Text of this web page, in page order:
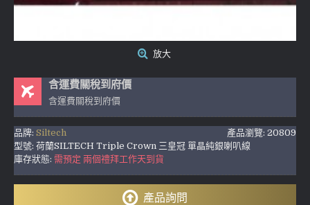
放大
含運費關稅到府價
含運費關稅到府價
產品瀏覽: 20809
品牌: Siltech
型號: 荷蘭SILTECH Triple Crown 三皇冠 單晶純銀喇叭線
庫存狀態: 需預定 兩個禮拜工作天到貨
產品詢問